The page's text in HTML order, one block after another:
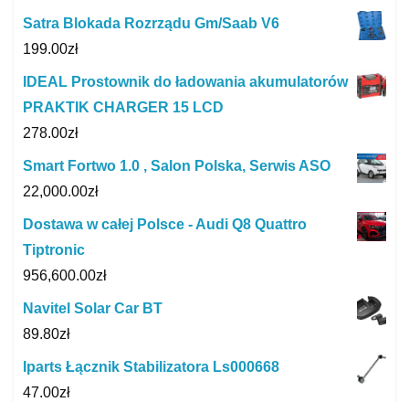
Satra Blokada Rozrządu Gm/Saab V6
199.00zł
IDEAL Prostownik do ładowania akumulatorów
PRAKTIK CHARGER 15 LCD
278.00zł
Smart Fortwo 1.0 , Salon Polska, Serwis ASO
22,000.00zł
Dostawa w całej Polsce - Audi Q8 Quattro
Tiptronic
956,600.00zł
Navitel Solar Car BT
89.80zł
Iparts Łącznik Stabilizatora Ls000668
47.00zł